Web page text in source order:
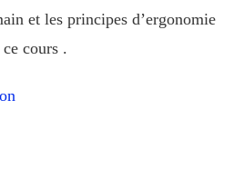
et les principes d’ergonomie
ce cours .